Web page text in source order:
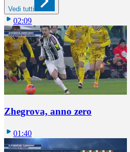
Vedi tutti
02:09
Zhegrova, anno zero
01:40